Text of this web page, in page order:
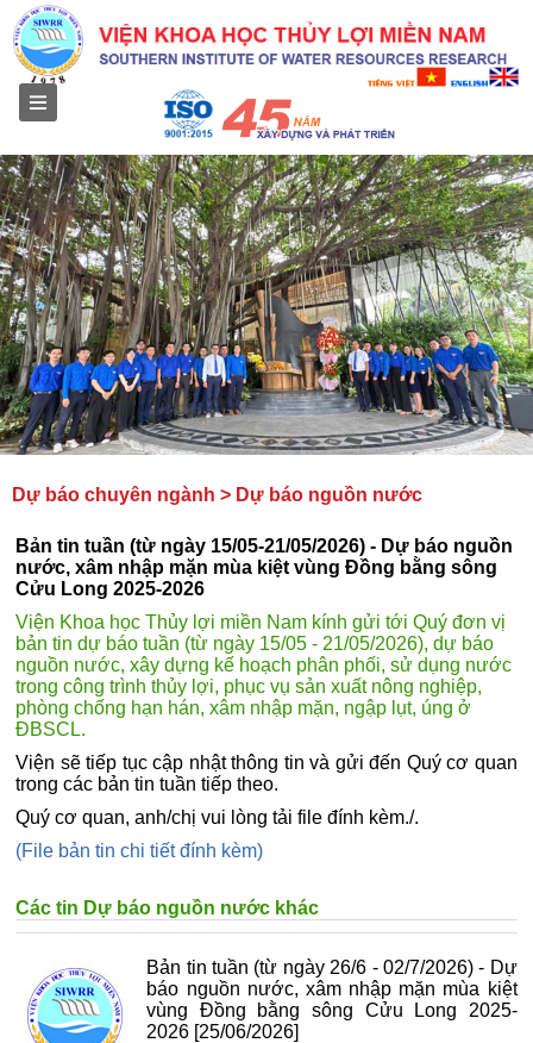
Dự báo chuyên ngành > Dự báo nguồn nước
Bản tin tuần (từ ngày 15/05-21/05/2026) - Dự báo nguồn
nước, xâm nhập mặn mùa kiệt vùng Đồng bằng sông
Cửu Long 2025-2026
Viện Khoa học Thủy lợi miền Nam kính gửi tới Quý đơn vị
bản tin dự báo tuần (từ ngày 15/05 - 21/05/2026), dự báo
nguồn nước, xây dựng kế hoạch phân phối, sử dụng nước
trong công trình thủy lợi, phục vụ sản xuất nông nghiệp,
phòng chống hạn hán, xâm nhập mặn, ngập lụt, úng ở
ĐBSCL.
Viện sẽ tiếp tục cập nhật thông tin và gửi đến Quý cơ quan
trong các bản tin tuần tiếp theo.
Quý cơ quan, anh/chị vui lòng tải file đính kèm./.
(File bản tin chi tiết đính kèm)
Các tin Dự báo nguồn nước khác
Bản tin tuần (từ ngày 26/6 - 02/7/2026) - Dự
báo nguồn nước, xâm nhập mặn mùa kiệt
vùng Đồng bằng sông Cửu Long 2025-
2026 [25/06/2026]